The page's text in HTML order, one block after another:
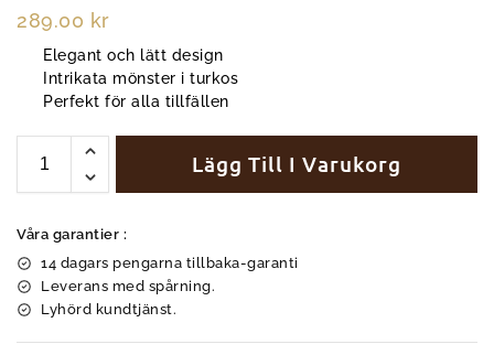
289.00 kr
Elegant och lätt design
Intrikata mönster i turkos
Perfekt för alla tillfällen
Lägg Till I Varukorg
Våra garantier :
14 dagars pengarna tillbaka-garanti
Leverans med spårning.
Lyhörd kundtjänst.